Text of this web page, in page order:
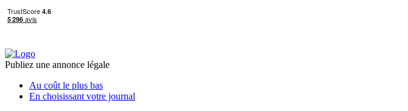
Publiez une annonce légale
Au coût le plus bas
En choisissant votre journal